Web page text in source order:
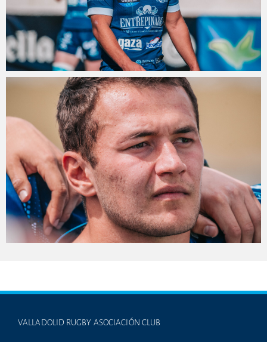
VALLADOLID RUGBY ASOCIACIÓN CLUB